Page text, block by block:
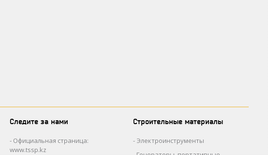
Следите за нами
Официальная страница:
www.tssp.kz
Строительные материалы
Электроинструменты